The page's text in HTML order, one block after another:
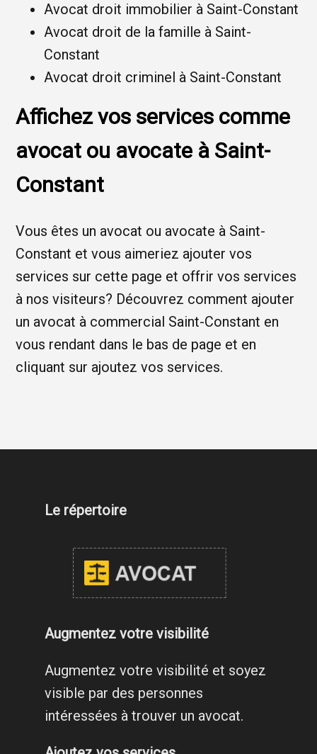
Avocat droit immobilier à Saint-Constant
Avocat droit de la famille à Saint-
Constant
Avocat droit criminel à Saint-Constant
Affichez vos services comme
avocat ou avocate à Saint-
Constant
Vous êtes un avocat ou avocate à Saint-
Constant et vous aimeriez ajouter vos
services sur cette page et offrir vos services
à nos visiteurs? Découvrez comment ajouter
un avocat à commercial Saint-Constant en
vous rendant dans le bas de page et en
cliquant sur ajoutez vos services.
Le répertoire
Augmentez votre visibilité
Augmentez votre visibilité et soyez
visible par des personnes
intéressées à trouver un avocat.